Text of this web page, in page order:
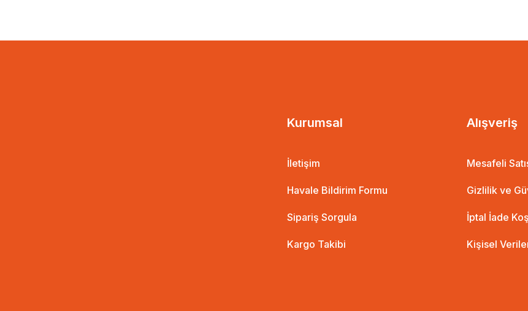
Kurumsal
İletişim
Havale Bildirim Formu
Sipariş Sorgula
Kargo Takibi
Alışveriş
Mesafeli
Gizlilik ve
İptal İade
Kişisel